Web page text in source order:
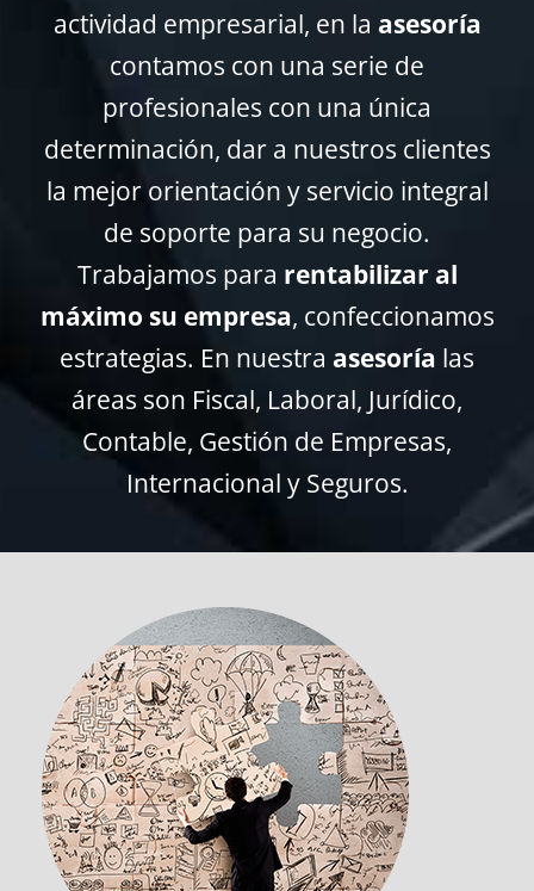
actividad empresarial, en la asesoría
contamos con una serie de
profesionales con una única
determinación, dar a nuestros clientes
la mejor orientación y servicio integral
de soporte para su negocio.
Trabajamos para rentabilizar al
máximo su empresa, confeccionamos
estrategias. En nuestra asesoría las
áreas son Fiscal, Laboral, Jurídico,
Contable, Gestión de Empresas,
Internacional y Seguros.